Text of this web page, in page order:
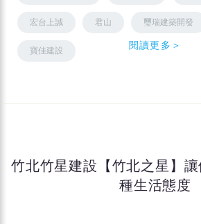
宏台上誠 君山 璽瑞建築開發
寶佳建設 閱讀更多＞
竹北竹星建設【竹北之星】
種生活態度